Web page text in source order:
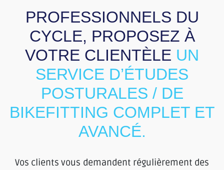
PROFESSIONNELS DU
CYCLE, PROPOSEZ À
VOTRE CLIENTÈLE UN
SERVICE D’ÉTUDES
POSTURALES / DE
BIKEFITTING COMPLET ET
AVANCÉ.
Vos clients vous demandent régulièrement des